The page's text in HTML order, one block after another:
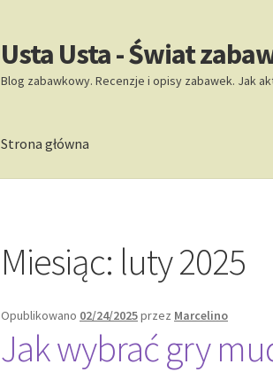
Przejdź
do
nawigacji
Przejdź
do
treści
Usta Usta - Świat
Blog zabawkowy. Recenzje i opisy zabawek. Jak
Strona główna
Miesiąc: luty 2025
Opublikowano 02/24/2025przez Marcelino
Jak wybrać gry